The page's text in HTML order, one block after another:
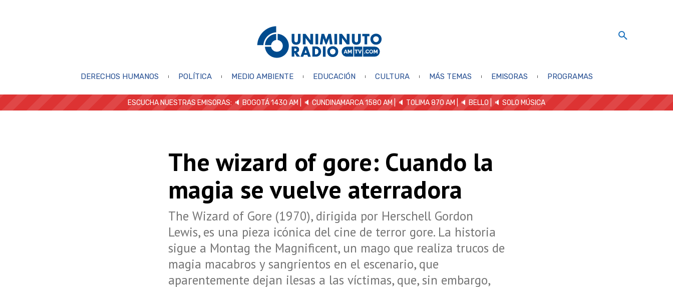
DERECHOS HUMANOS POLÍTICA MEDIO AMBIENTE EDUCACIÓN CULTURA MÁS TEMAS EMISORAS PROGRAMAS
ESCUCHA NUESTRAS EMISORAS: 🔈 BOGOTÁ 1430 AM | 🔈 CUNDINAMARCA 1580 AM | 🔈 TOLIMA 870 AM | 🔈 BELLO 🔈 SOLO MÚSICA
The wizard of gore: Cuando la
magia se vuelve aterradora
The Wizard of Gore (1970), dirigida por Herschell Gordon
Lewis, es una pieza icónica del cine de terror gore. La historia
sigue a Montag the Magnificent, un mago que realiza trucos de
magia macabros y sangrientos en el escenario, que
aparentemente dejan ilesas a las víctimas, que, sin embargo,